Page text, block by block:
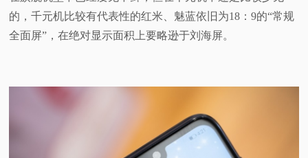
的，千元机比较有代表性的红米、魅蓝依旧为18：9的“常规
全面屏”，在绝对显示面积上要略逊于刘海屏。